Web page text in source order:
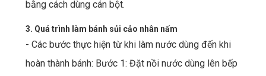
bằng cách dùng cán bột.
3. Quá trình làm bánh sủi cảo nhân nấm
- Các bước thực hiện từ khi làm nước dùng đến khi
hoàn thành bánh: Bước 1: Đặt nồi nước dùng lên bếp